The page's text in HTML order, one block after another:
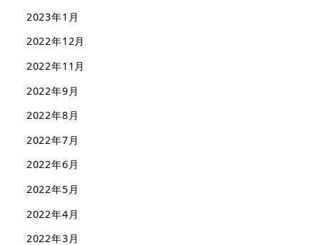
2023年1月
2022年12月
2022年11月
2022年9月
2022年8月
2022年7月
2022年6月
2022年5月
2022年4月
2022年3月